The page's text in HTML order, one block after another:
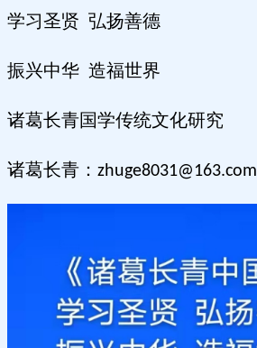
学习圣贤 弘扬善德
振兴中华 造福世界
诸葛长青国学传统文化研究
诸葛长青： zhuge8031@163.com